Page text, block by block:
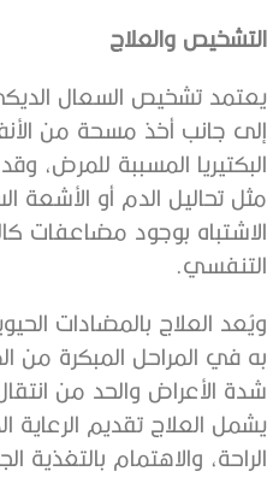
التشخيص والعلاج
يعتمد تشخيص السعال
إلى جانب أخذ مسحة من
البكتيريا المسببة
مثل تحاليل الدم أو الأشعة
الاشتباه بوجود مضاعفات
التنفسي.
ويُعد العلاج بالمضادات
به في المراحل المبكرة من
شدة الأعراض والحد من
يشمل العلاج تقديم الرعاية
الراحة، والاهتمام بالتغذية